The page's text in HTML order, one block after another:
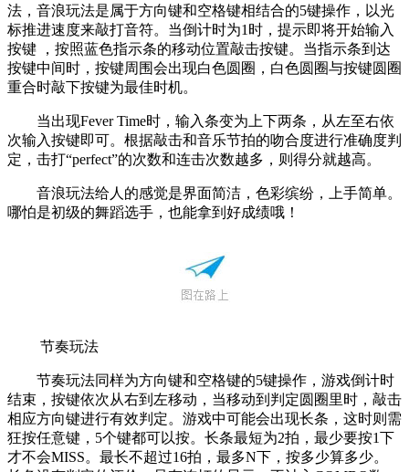
法，音浪玩法是属于方向键和空格键相结合的5键操作，以光
标推进速度来敲打音符。当倒计时为1时，提示即将开始输入
按键 ，按照蓝色指示条的移动位置敲击按键。当指示条到达
按键中间时，按键周围会出现白色圆圈，白色圆圈与按键圆圈
重合时敲下按键为最佳时机。
当出现Fever Time时，输入条变为上下两条，从左至右依
次输入按键即可。根据敲击和音乐节拍的吻合度进行准确度判
定，击打“perfect”的次数和连击次数越多，则得分就越高。
音浪玩法给人的感觉是界面简洁，色彩缤纷，上手简单。
哪怕是初级的舞蹈选手，也能拿到好成绩哦！
节奏玩法
节奏玩法同样为方向键和空格键的5键操作，游戏倒计时
结束，按键依次从右到左移动，当移动到判定圆圈里时，敲击
相应方向键进行有效判定。游戏中可能会出现长条，这时则需
狂按任意键，5个键都可以按。长条最短为2拍，最少要按1下
才不会MISS。最长不超过16拍，最多N下，按多少算多少。